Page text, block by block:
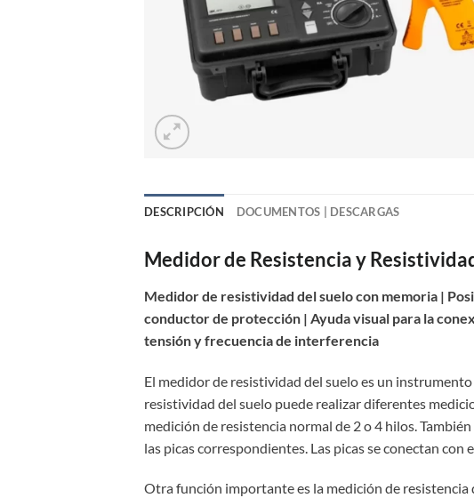
DESCRIPCIÓN DOCUMENTOS | DESCARGAS
Medidor de Resistencia y
Medidor de resistividad del suelo con memoria |
conductor de protección | Ayuda visual para la
tensión y frecuencia de interferencia
El medidor de resistividad del suelo es un
resistividad del suelo puede realizar diferentes
medición de resistencia normal de 2 o 4 hilos.
las picas correspondientes. Las picas se conectan
Otra función importante es la medición de